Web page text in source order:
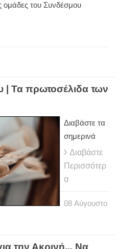
ομάδες του Συνδέσμου
| Τα πρωτοσέλιδα των
Διαβάστε τα
σημερινά
Διαβάστε
Περισσότερ
α
08 Αύγουστο
την Ακρινή... Να